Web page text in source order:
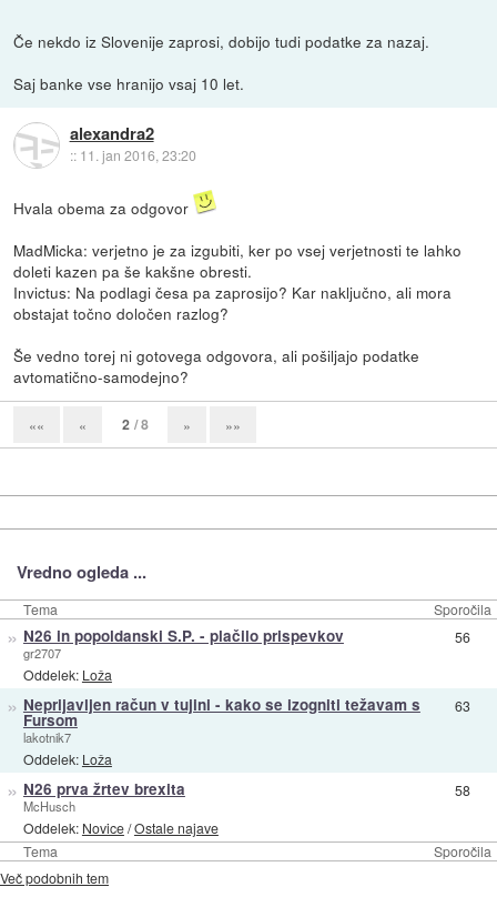
Če nekdo iz Slovenije zaprosi, dobijo tudi podatke za nazaj.
Saj banke vse hranijo vsaj 10 let.
alexandra2
:: 11. jan 2016, 23:20
Hvala obema za odgovor
MadMicka: verjetno je za izgubiti, ker po vsej verjetnosti te lahko
doleti kazen pa še kakšne obresti.
Invictus: Na podlagi česa pa zaprosijo? Kar naključno, ali mora
obstajat točno določen razlog?
Še vedno torej ni gotovega odgovora, ali pošiljajo podatke
avtomatično-samodejno?
«« « 2 / 8 » »»
Vredno ogleda ...
Tema Sporočila
Tema Sporočila
» N26 in popoldanski S.P. - plačilo prispevkov
gr2707
Oddelek: Loža
56
» Neprijavljen račun v tujini - kako se izogniti težavam s
Fursom
lakotnik7
Oddelek: Loža
63
» N26 prva žrtev brexita
McHusch
Oddelek: Novice/Ostale najave
58
Več podobnih tem